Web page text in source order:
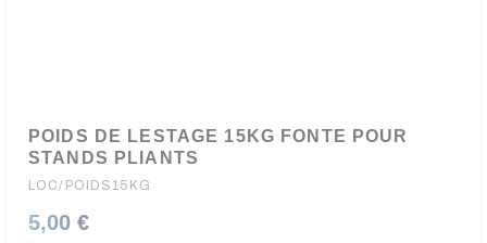
POIDS DE LESTAGE 15KG FONTE POUR
STANDS PLIANTS
LOC/POIDS15KG
5,00 €